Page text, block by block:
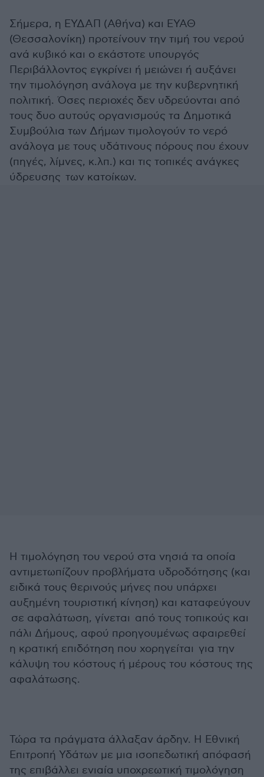
Σήμερα, η ΕΥΔΑΠ (Αθήνα) και ΕΥΑΘ
(Θεσσαλονίκη) προτείνουν την τιμή του νερού
ανά κυβικό και ο εκάστοτε υπουργός
Περιβάλλοντος εγκρίνει ή μειώνει ή αυξάνει
την τιμολόγηση ανάλογα με την κυβερνητική
πολιτική. Όσες περιοχές δεν υδρεύονται από
τους δυο αυτούς οργανισμούς τα Δημοτικά
Συμβούλια των Δήμων τιμολογούν το νερό
ανάλογα με τους υδάτινους πόρους που έχουν
(πηγές, λίμνες, κ.λπ.) και τις τοπικές ανάγκες
ύδρευσης των κατοίκων.
Η τιμολόγηση του νερού στα νησιά τα οποία
αντιμετωπίζουν προβλήματα υδροδότησης (και
ειδικά τους θερινούς μήνες που υπάρχει
αυξημένη τουριστική κίνηση) και καταφεύγουν
σε αφαλάτωση, γίνεται από τους τοπικούς και
πάλι Δήμους, αφού προηγουμένως αφαιρεθεί
η κρατική επιδότηση που χορηγείται για την
κάλυψη του κόστους ή μέρους του κόστους της
αφαλάτωσης.
Τώρα τα πράγματα άλλαξαν άρδην. Η Εθνική
Επιτροπή Υδάτων με μια ισοπεδωτική απόφασή
της επιβάλλει ενιαία υποχρεωτική τιμολόγηση